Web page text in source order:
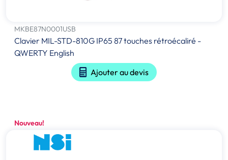
MKBE87N0001USB
Clavier MIL-STD-810G IP65 87 touches rétroécaliré -
QWERTY English
Ajouter au devis
Nouveau!